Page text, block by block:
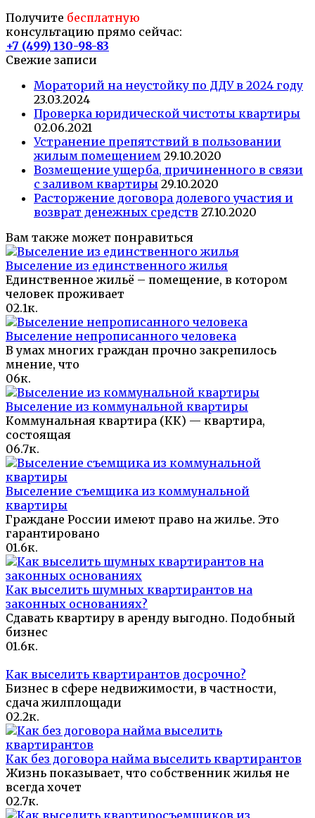
Получите бесплатную
консультацию прямо сейчас:
+7 (499) 130-98-83
Свежие записи
Mораторий на неустойку по ДДУ в 2024 году
23.03.2024
Проверка юридической чистоты квартиры
02.06.2021
Устранение препятствий в пользовании
жилым помещением 29.10.2020
Возмещение ущерба, причиненного в связи
с заливом квартиры 29.10.2020
Расторжение договора долевого участия и
возврат денежных средств 27.10.2020
Вам также может понравиться
Выселение из единственного жилья
Единственное жильё – помещение, в котором
человек проживает
02.1к.
Выселение непрописанного человека
В умах многих граждан прочно закрепилось
мнение, что
06к.
Выселение из коммунальной квартиры
Коммунальная квартира (КК) — квартира,
состоящая
06.7к.
Выселение съемщика из коммунальной
квартиры
Граждане России имеют право на жилье. Это
гарантировано
01.6к.
Как выселить шумных квартирантов на
законных основаниях?
Сдавать квартиру в аренду выгодно. Подобный
бизнес
01.6к.
Как выселить квартирантов досрочно?
Бизнес в сфере недвижимости, в частности,
сдача жилплощади
02.2к.
Как без договора найма выселить квартирантов
Жизнь показывает, что собственник жилья не
всегда хочет
02.7к.